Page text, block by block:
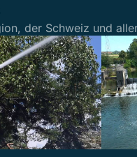
der Schweiz und